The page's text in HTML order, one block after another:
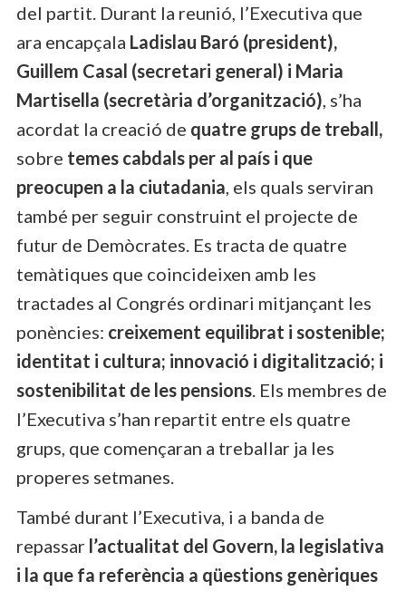
del partit. Durant la reunió, l’Executiva que
ara encapçala Ladislau Baró (president),
Guillem Casal (secretari general) i Maria
Martisella (secretària d’organització), s’ha
acordat la creació de quatre grups de treball,
sobre temes cabdals per al país i que
preocupen a la ciutadania, els quals serviran
també per seguir construint el projecte de
futur de Demòcrates. Es tracta de quatre
temàtiques que coincideixen amb les
tractades al Congrés ordinari mitjançant les
ponències: creixement equilibrat i sostenible;
identitat i cultura; innovació i digitalització; i
sostenibilitat de les pensions. Els membres de
l’Executiva s’han repartit entre els quatre
grups, que començaran a treballar ja les
properes setmanes.
També durant l’Executiva, i a banda de
repassar l’actualitat del Govern, la legislativa
i la que fa referència a qüestions genèriques